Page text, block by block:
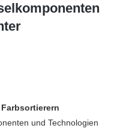
und Technologien